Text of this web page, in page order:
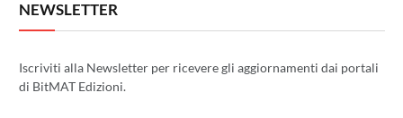
NEWSLETTER
Iscriviti alla Newsletter per ricevere gli aggiornamenti dai portali
di BitMAT Edizioni.